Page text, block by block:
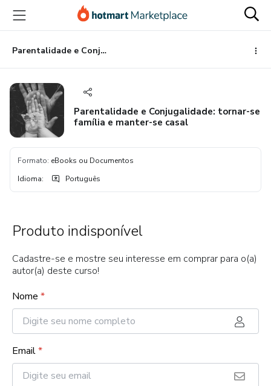
para
conteúdo
principal
para
pagamento
para
rodapé
Parentalidade e Conjugalidade: tornar-se família e manter-se casal
Parentalidade e Conjugalidade: tornar-se
família e manter-se casal
Formato: eBooks ou Documentos
Idioma: Português
Produto indisponível
Cadastre-se e mostre seu interesse em comprar para o(a)
autor(a) deste curso!
Nome *
Email*